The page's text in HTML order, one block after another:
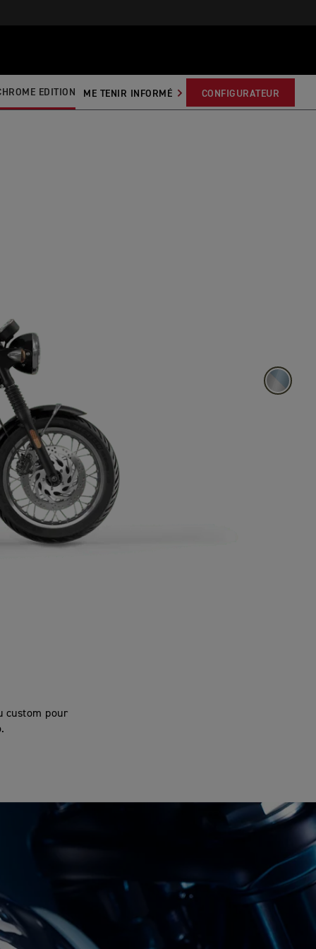
EDITION ME TENIR INFORMÉ CONFIGURATEUR
custom pour